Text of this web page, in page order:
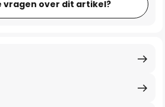
vragen over dit artikel?